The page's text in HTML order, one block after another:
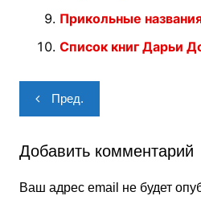
Прикольные
Список книг Дарьи
Навигация
по
записям
Пред.
Добавить комментарий
Ваш адрес email не будет